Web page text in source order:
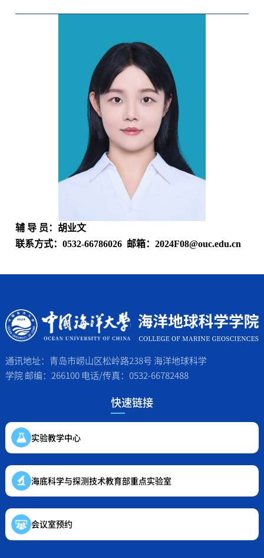
辅 导 员：胡业文
联系方式：0532-66786026 邮箱：2024F08@ouc.edu.cn
通讯地址：青岛市崂山区松岭路238号 海洋地球科学
学院 邮编：266100 电话/传真：0532-66782488
快速链接
实验教学中心
海底科学与探测技术教育部重点实验室
会议室预约